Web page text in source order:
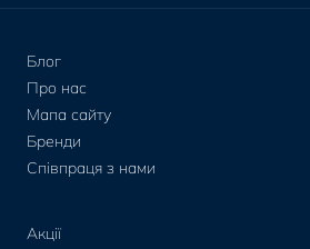
Блог
Про нас
Мапа сайту
Бренди
Співпраця з нами
Акції